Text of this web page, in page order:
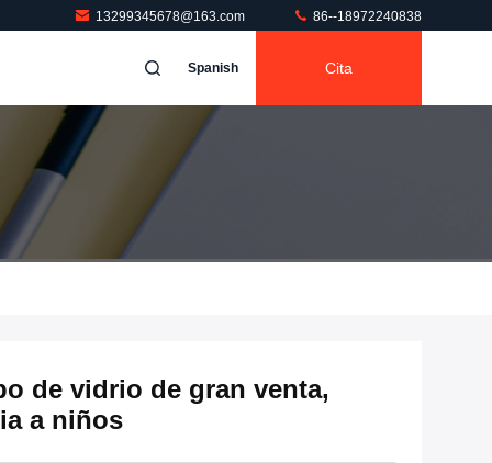
13299345678@163.com 86--18972240838
Spanish Cita
de vidrio de gran venta,
a niños